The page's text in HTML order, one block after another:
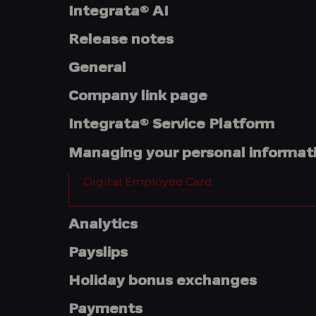
Integrata® AI
Release notes
General
Company link page
Integrata® Service Platform
Managing your personal
Digital Employee Card
Analytics
Payslips
Holiday bonus exchanges
Payments